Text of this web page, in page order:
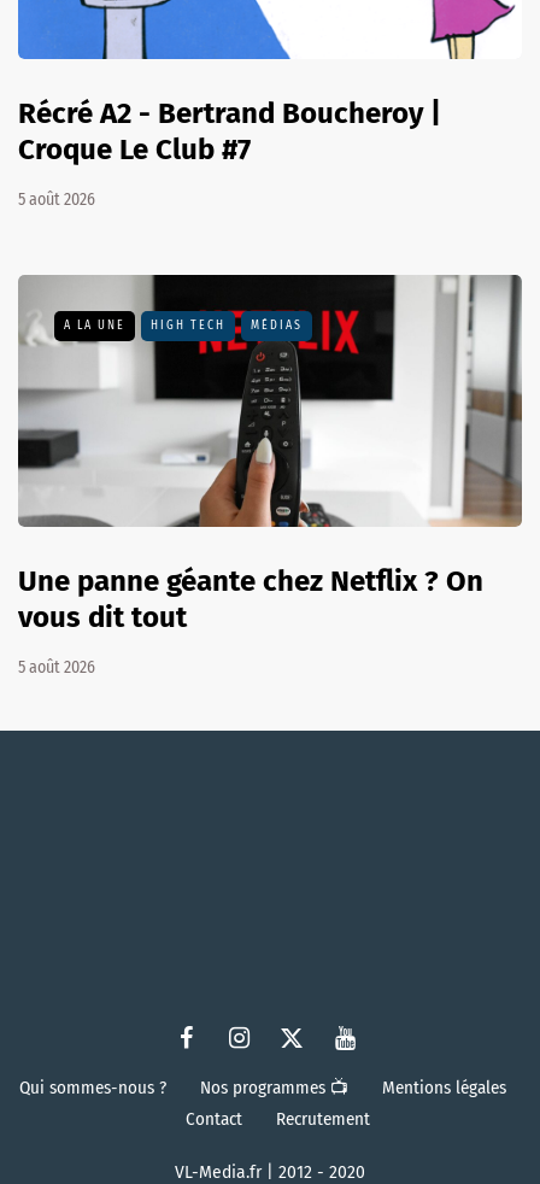
Récré A2 - Bertrand Boucheroy |
Croque Le Club #7
5 août 2026
A LA UNE HIGH TECH MÉDIAS
Une panne géante chez Netflix ? On
vous dit tout
5 août 2026
Qui sommes-nous ? Nos programmes 📺
Mentions légales
Contact
Recrutement
VL-Media.fr | 2012 - 2020